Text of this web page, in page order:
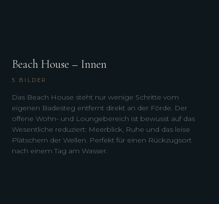
Beach House – Innen
5 BILDER
Das Beach House steht nur wenige Schritte vom
eigenen Badesteg entfernt direkt an der Förde. Der
offene Wohn- und Loungebereich ist bewusst auf das
Wesentliche reduziert: Meerblick, Ruhe und das leise
Plätschern der Wellen. Perfekt für einen Rückzugsort
nach einem Tag am Wasser.